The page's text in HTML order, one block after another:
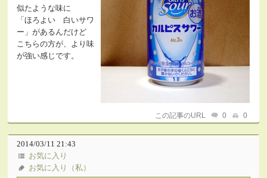
似たような味に
「ほろよい 白いサワ
ー」があるんだけど
こちらの方が、より味
が強い感じです。
この記事のURL 0 0
2014/03/11 21:43
お気に入り
お気に入り（私）